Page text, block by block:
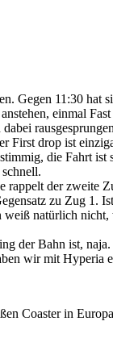
Gegen 11:30 hat
einmal
First drop ist
die Fahrt ist
rappelt der zweite
zu Zug 1.
weiß natürlich nicht,
der Bahn ist, naja.
wir mit Hyperia
Coaster in